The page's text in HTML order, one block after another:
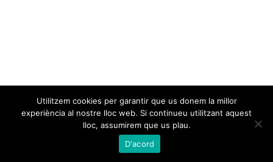
Utilitzem cookies per garantir que us donem la millor
experiència al nostre lloc web. Si continueu utilitzant aquest
lloc, assumirem que us plau.
D'acord